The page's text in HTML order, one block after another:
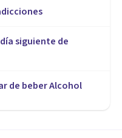
siguiente de
de beber Alcohol